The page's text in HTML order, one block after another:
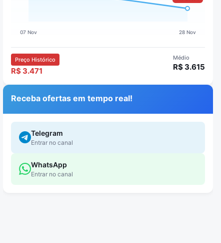
Preço Histórico
R$ 3.471
Médio
R$ 3.615
Receba ofertas em tempo real!
Telegram
Entrar no canal
WhatsApp
Entrar no canal